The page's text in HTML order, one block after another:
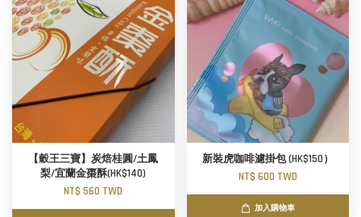
【穀王三寶】炭焙桂圓/土鳳
梨/宜蘭金棗酥(HK$140)
NT$ 560 TWD
新裝虎咖啡濾掛包 (HK$150）
NT$ 600 TWD
加入購物車